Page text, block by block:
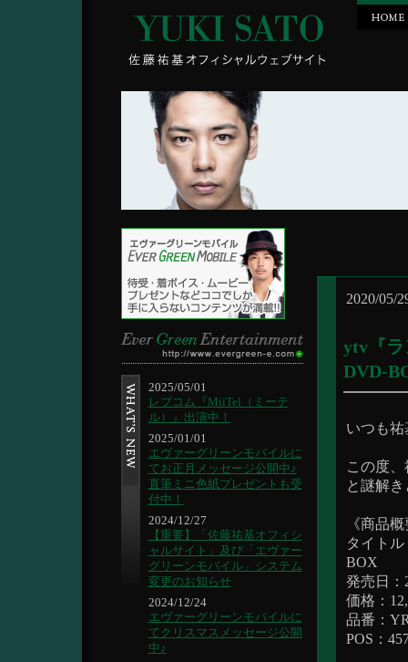
2020/05/
ytv『ラ
DVD-
いつも
この度
と謎解
《商品
タイト
BOX
発売日
価格：
品番：
POS：
2025/05/01
レブコム『MiiTel（ミーテ
ル）』出演中！
2025/01/01
エヴァーグリーンモバイルに
てお正月メッセージ公開中♪
直筆ミニ色紙プレゼントも受
付中！
2024/12/27
【重要】「佐藤祐基オフィシ
ャルサイト」及び「エヴァー
グリーンモバイル」システム
変更のお知らせ
2024/12/24
エヴァーグリーンモバイルに
てクリスマスメッセージ公開
中♪